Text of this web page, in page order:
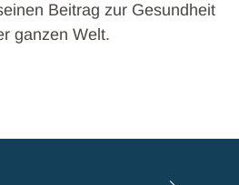
Beitrag zur Gesundheit
ganzen Welt.